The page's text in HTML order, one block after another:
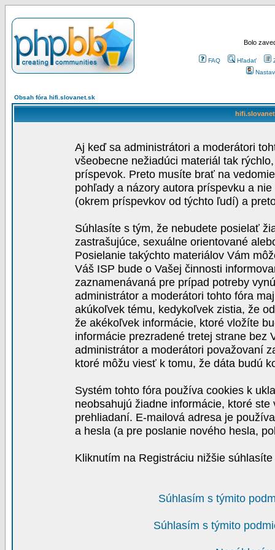
Bolo
FAQ Hľadať
Obsah fóra hifi.slovanet.sk
Aj keď sa administrátori a moderátori
všeobecne nežiadúci materiál tak
príspevok. Preto musíte brať na
pohľady a názory autora príspevku a
(okrem príspevkov od týchto ľudí) a
Súhlasíte s tým, že nebudete posielať
zastrašujúce, sexuálne orientované
Posielanie takýchto materiálov Vám
Váš ISP bude o Vašej činnosti
zaznamenávaná pre prípad potreby
administrátor a moderátori tohto fóra
akúkoľvek tému, kedykoľvek zistia, že
že akékoľvek informácie, ktoré vložíte
informácie prezradené tretej strane bez
administrátor a moderátori považovaní
ktoré môžu viesť k tomu, že dáta budú
Systém tohto fóra používa cookies k
neobsahujú žiadne informácie, ktoré
prehliadaní. E-mailová adresa je
a hesla (a pre poslanie nového hesla,
Kliknutím na Registráciu nižšie
Súhlasím s týmito
Súhlasím s týmito